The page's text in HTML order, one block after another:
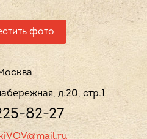
фото
д.20, стр.1
82-27